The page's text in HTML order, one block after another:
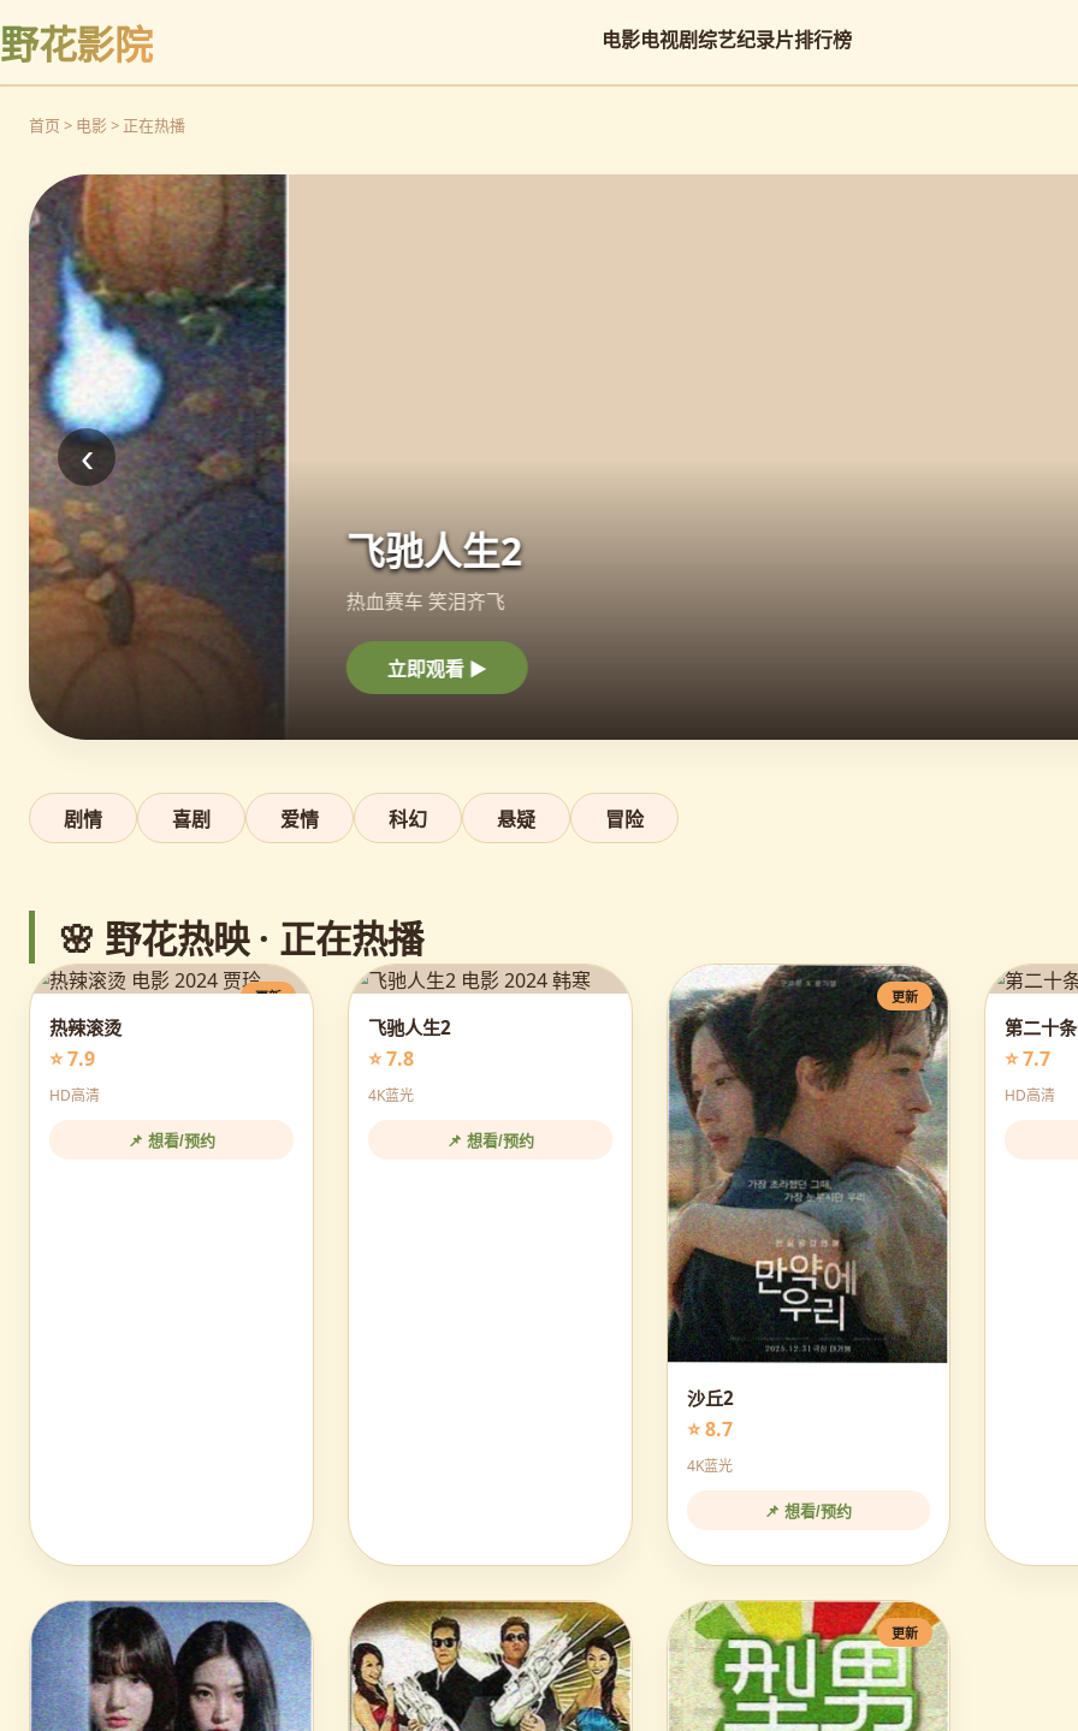
野花影院 电影电视剧综艺纪录片排行榜
首页 > 电影 > 正在热播
飞驰人生2
热血赛车 笑泪齐飞
‹
剧情 喜剧 爱情 科幻 悬疑 冒险
🌸 野花热映 · 正在热播
更新
热辣滚烫
⭐ 7.9
HD高清
📌 想看/预约
飞驰人生2
⭐ 7.8
4K蓝光
📌 想看/预约
更新
沙丘2
⭐ 8.7
4K蓝光
📌 想看/预约
第二十条
⭐ 7.7
HD高清
更新